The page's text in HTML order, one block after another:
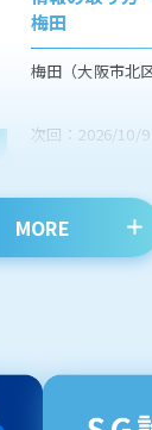
梅田
梅田（大阪市北区
次回：2026/10/9
MORE